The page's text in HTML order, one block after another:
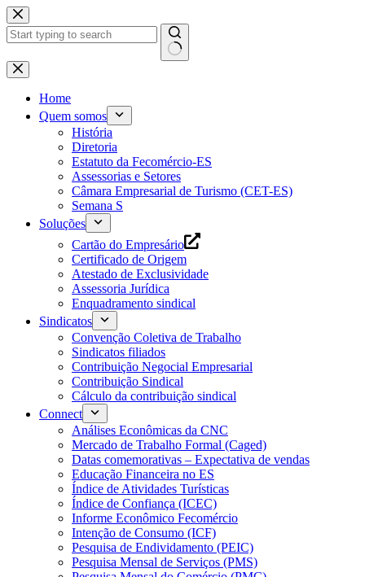
Pular
para
o
Home
Quem somos
História
Diretoria
Estatuto da Fecomércio-ES
Assessorias e Setores
Câmara Empresarial de Turismo (CET-ES)
Semana S
Soluções
Cartão do Empresário
Certificado de Origem
Atestado de Exclusividade
Assessoria Jurídica
Enquadramento sindical
Sindicatos
Convenção Coletiva de Trabalho
Sindicatos filiados
Contribuição Negocial Empresarial
Contribuição Sindical
Cálculo da contribuição sindical
Connect
Análises Econômicas da CNC
Mercado de Trabalho Formal (Caged)
Datas comemorativas – Expectativa de vendas
Educação Financeira no ES
Índice de Atividades Turísticas
Índice de Confiança (ICEC)
Informe Econômico Fecomércio
Intenção de Consumo (ICF)
Pesquisa de Endividamento (PEIC)
Pesquisa Mensal de Serviços (PMS)